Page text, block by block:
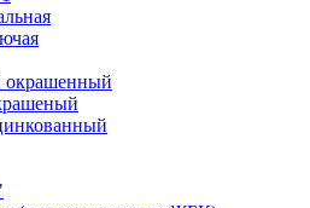
окрашенный